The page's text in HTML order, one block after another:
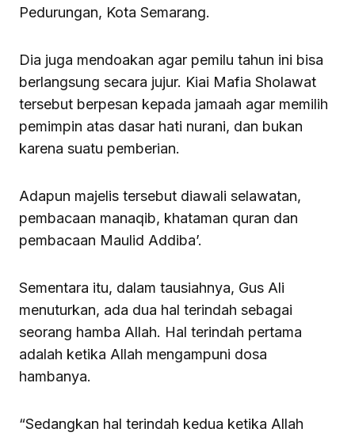
Pedurungan, Kota Semarang.
Dia juga mendoakan agar pemilu tahun ini bisa
berlangsung secara jujur. Kiai Mafia Sholawat
tersebut berpesan kepada jamaah agar memilih
pemimpin atas dasar hati nurani, dan bukan
karena suatu pemberian.
Adapun majelis tersebut diawali selawatan,
pembacaan manaqib, khataman quran dan
pembacaan Maulid Addiba’.
Sementara itu, dalam tausiahnya, Gus Ali
menuturkan, ada dua hal terindah sebagai
seorang hamba Allah. Hal terindah pertama
adalah ketika Allah mengampuni dosa
hambanya.
“Sedangkan hal terindah kedua ketika Allah